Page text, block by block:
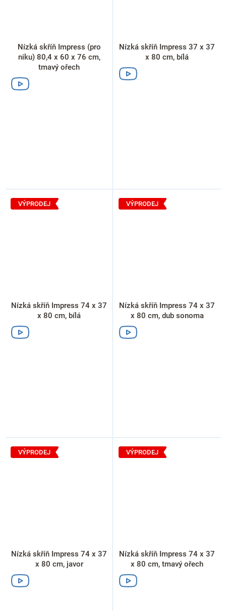
Nízká skříň Impress (pro
niku) 80,4 x 60 x 76 cm,
tmavý ořech
Nízká skříň Impress 37 x 37
x 80 cm, bílá
VÝPRODEJ
Nízká skříň Impress 74 x 37
x 80 cm, bílá
VÝPRODEJ
Nízká skříň Impress 74 x 37
x 80 cm, dub sonoma
VÝPRODEJ
Nízká skříň Impress 74 x 37
x 80 cm, javor
VÝPRODEJ
Nízká skříň Impress 74 x 37
x 80 cm, tmavý ořech